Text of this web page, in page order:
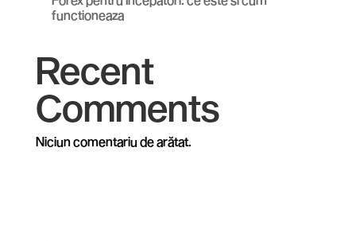
functioneaza
Recent
Comments
Niciun comentariu de arătat.